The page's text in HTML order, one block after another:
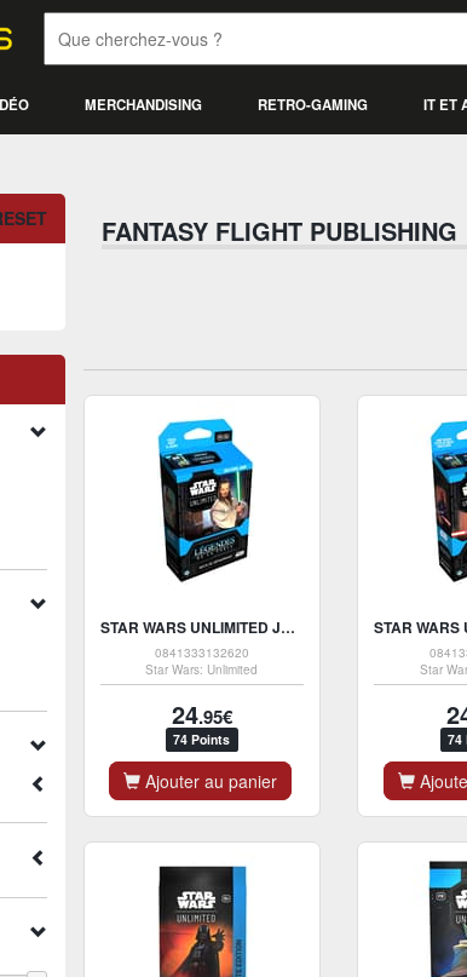
MERCHANDISING RETRO-GAMING IT ET
FANTASY FLIGHT PUBLISHING
STAR WARS UNLIMITED JCC - DECK DE DÉMARRAGE LÉGENDES DE LA FORCE : QUI-GON JINN - FR
0841333132620
Star Wars: Unlimited
24.95€
74 Points
Ajouter au panier
Star
74